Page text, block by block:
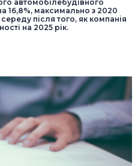
автомобілебудівного
16,8%, максимально з 2020
після того, як компанія
на 2025 рік.